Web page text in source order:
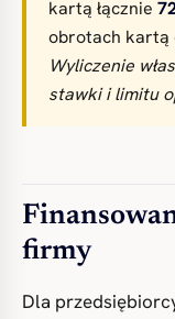
kartą łącznie
obrotach kartą
Wyliczenie
stawki i limitu
firmy
Dla